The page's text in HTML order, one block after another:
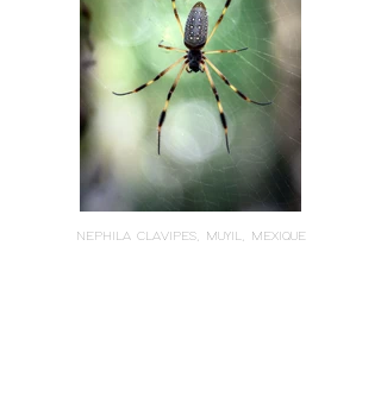
NEPHILA CLAVIPES, MUYIL, MEXIQUE